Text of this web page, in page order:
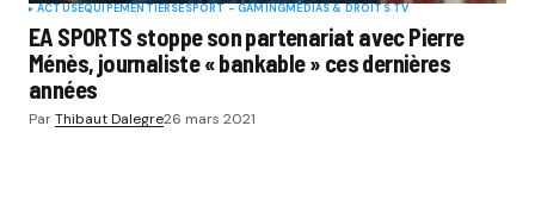
ACTUSEQUIPEMENTIERSESPORT - GAMINGMÉDIAS & DROITS TV
EA SPORTS stoppe son partenariat avec Pierre
Ménès, journaliste « bankable » ces dernières
années
ParThibaut Dalegre26 mars 2021